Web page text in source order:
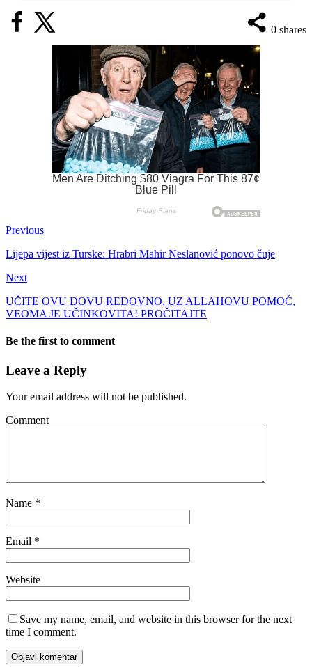
0 shares
Previous
Lijepa vijest iz Turske: Hrabri Mahir Neslanović ponovo čuje
Next
UČITE OVU DOVU REDOVNO, UZ ALLAHOVU POMOĆ,
VEOMA JE UČINKOVITA! PROČITAJTE
Be the first to comment
Leave a Reply
Your email address will not be published.
Comment
Name *
Email *
Website
Save my name, email, and website in this browser for the next
time I comment.